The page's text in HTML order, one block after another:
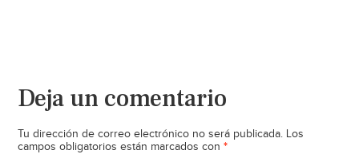
Deja un comentario
Tu dirección de correo electrónico no será publicada. Los
campos obligatorios están marcados con *